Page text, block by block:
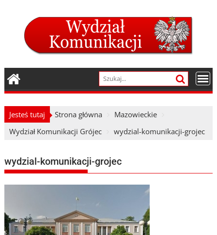
Jesteś tutaj Strona główna
Mazowieckie
Wydział Komunikacji Grójec
wydzial-komunikacji-grojec
wydzial-komunikacji-grojec